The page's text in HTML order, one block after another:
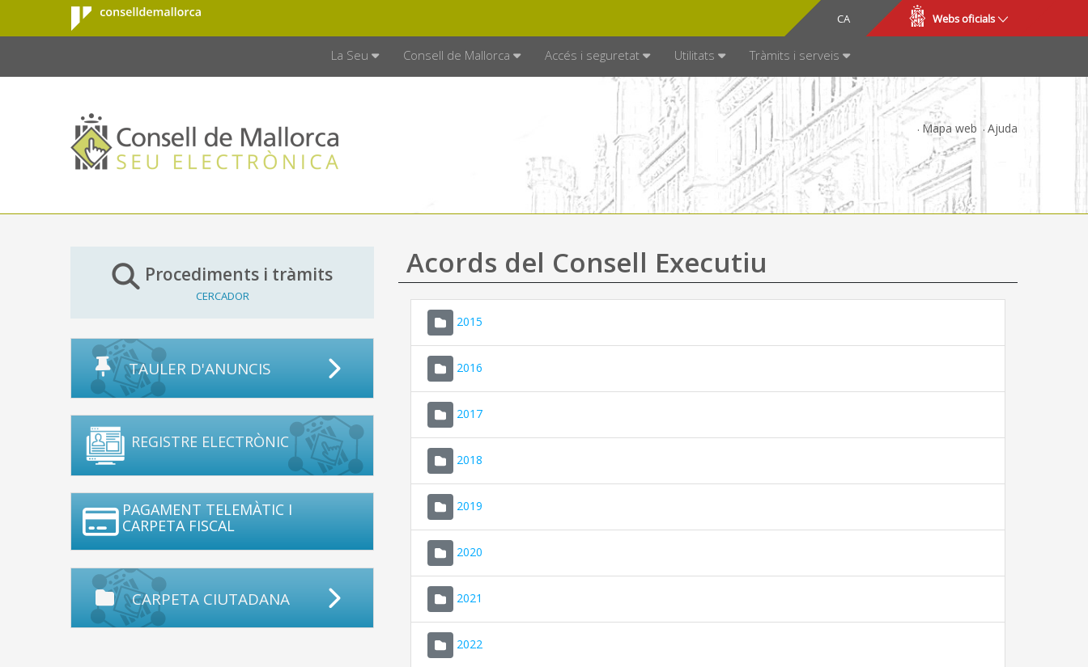
Salta al contingut principal
Consell de
Mallorca
CA
ES Webs oficials
La Seu Consell de Mallorca Accés i seguretat Utilitats Tràmits i serveis
Mapa web Ajuda
Procediments i tràmits
CERCADOR
TAULER D'ANUNCIS
REGISTRE ELECTRÒNIC
PAGAMENT TELEMÀTIC I
CARPETA FISCAL
CARPETA CIUTADANA
Acords del Consell Executiu
2015
2016
2017
2018
2019
2020
2021
2022